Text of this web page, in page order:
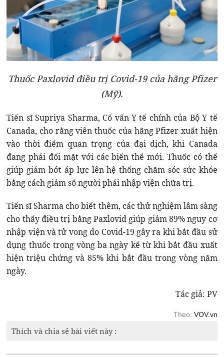
Thuốc Paxlovid điều trị Covid-19 của hãng Pfizer
(Mỹ).
Tiến sĩ Supriya Sharma, Cố vấn Y tế chính của Bộ Y tế
Canada, cho rằng viên thuốc của hãng Pfizer xuất hiện
vào thời điểm quan trọng của đại dịch, khi Canada
đang phải đối mặt với các biến thể mới. Thuốc có thể
giúp giảm bớt áp lực lên hệ thống chăm sóc sức khỏe
bằng cách giảm số người phải nhập viện chữa trị.
Tiến sĩ Sharma cho biết thêm, các thử nghiệm lâm sàng
cho thấy điều trị bằng Paxlovid giúp giảm 89% nguy cơ
nhập viện và tử vong do Covid-19 gây ra khi bắt đầu sử
dụng thuốc trong vòng ba ngày kể từ khi bắt đầu xuất
hiện triệu chứng và 85% khi bắt đầu trong vòng năm
ngày.
Tác giả: PV
Theo: VOV.vn
Thích và chia sẻ bài viết này :